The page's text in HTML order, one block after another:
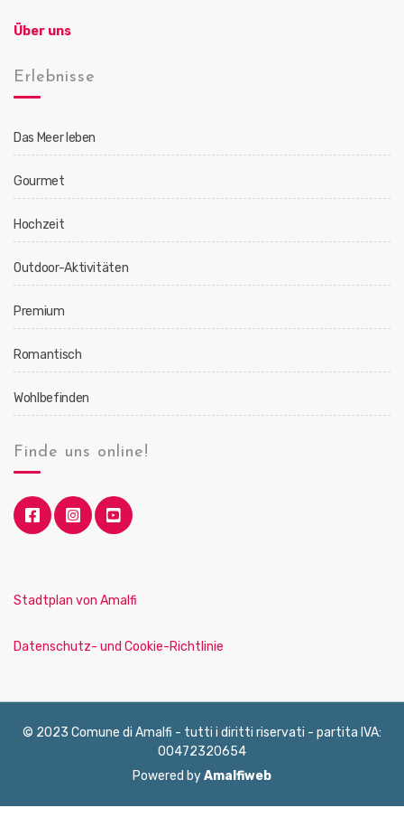
Über uns
Erlebnisse
Das Meer leben
Gourmet
Hochzeit
Outdoor-Aktivitäten
Premium
Romantisch
Wohlbefinden
Finde uns online!
Stadtplan von Amalfi
Datenschutz- und Cookie-Richtlinie
© 2023 Comune di Amalfi - tutti i diritti riservati - partita IVA:
00472320654
Powered byAmalfiweb